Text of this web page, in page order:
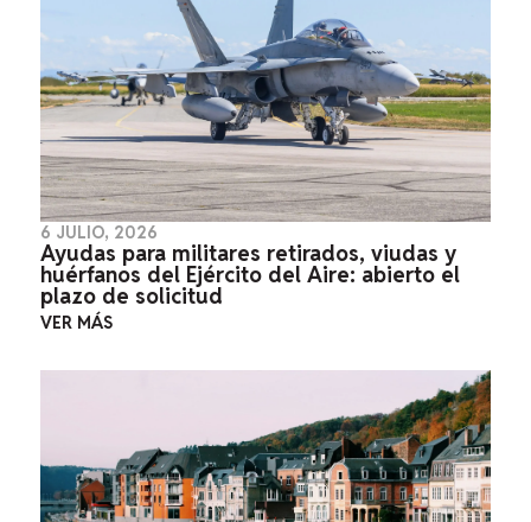
6 JULIO, 2026
Ayudas para militares retirados, viudas y
huérfanos del Ejército del Aire: abierto el
plazo de solicitud
VER MÁS